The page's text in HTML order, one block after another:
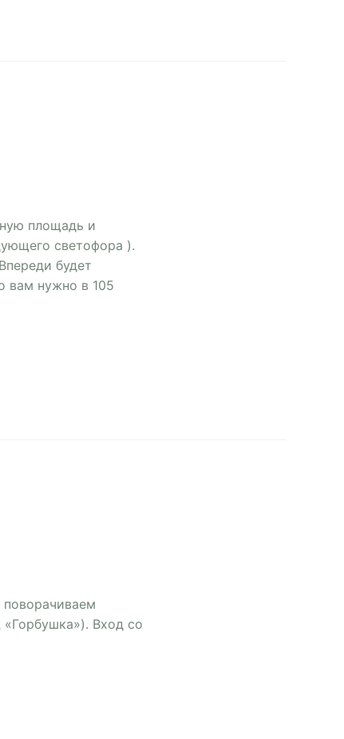
площадь и
светофора ).
будет
вам нужно в 105
Вход со